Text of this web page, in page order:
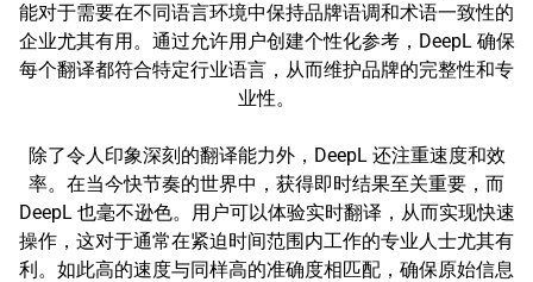
能对于需要在不同语言环境中保持品牌语调和术语一致性的
企业尤其有用。通过允许用户创建个性化参考，DeepL 确保
每个翻译都符合特定行业语言，从而维护品牌的完整性和专
业性。
除了令人印象深刻的翻译能力外，DeepL 还注重速度和效
率。在当今快节奏的世界中，获得即时结果至关重要，而
DeepL 也毫不逊色。用户可以体验实时翻译，从而实现快速
操作，这对于通常在紧迫时间范围内工作的专业人士尤其有
利。如此高的速度与同样高的准确度相匹配，确保原始信息